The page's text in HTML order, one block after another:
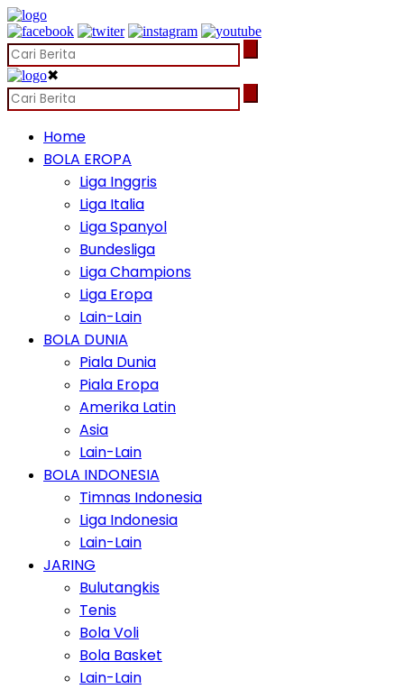
✖
Home
BOLA EROPA
Liga Inggris
Liga Italia
Liga Spanyol
Bundesliga
Liga Champions
Liga Eropa
Lain-Lain
BOLA DUNIA
Piala Dunia
Piala Eropa
Amerika Latin
Asia
Lain-Lain
BOLA INDONESIA
Timnas Indonesia
Liga Indonesia
Lain-Lain
JARING
Bulutangkis
Tenis
Bola Voli
Bola Basket
Lain-Lain